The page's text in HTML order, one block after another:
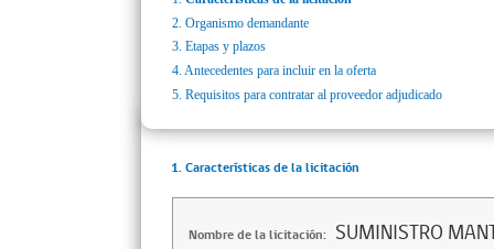
2. Organismo demandante
3. Etapas y plazos
4. Antecedentes para incluir en la oferta
5. Requisitos para contratar al proveedor adjudicado
1. Características de la licitación
Nombre de la licitación: SUMINISTRO